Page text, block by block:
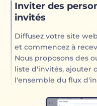
Inviter des
invités
Diffusez votre site
et commencez à
Nous proposons des
liste d'invités, ajouter
l'ensemble du flux